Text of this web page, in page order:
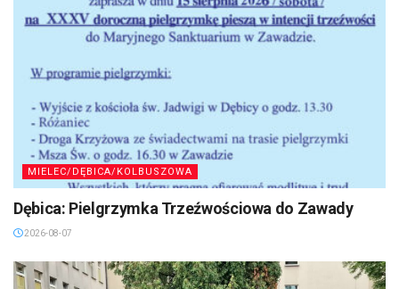
MIELEC/DĘBICA/KOLBUSZOWA
Dębica: Pielgrzymka Trzeźwościowa do Zawady
2026-08-07